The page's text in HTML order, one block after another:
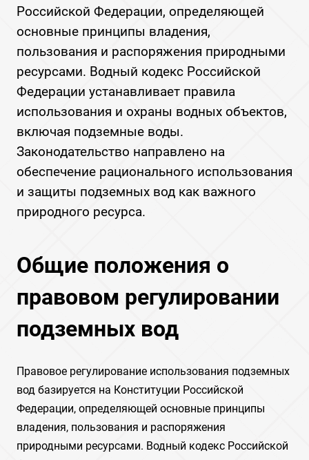
Российской Федерации, определяющей
основные принципы владения,
пользования и распоряжения природными
ресурсами. Водный кодекс Российской
Федерации устанавливает правила
использования и охраны водных объектов,
включая подземные воды.
Законодательство направлено на
обеспечение рационального использования
и защиты подземных вод как важного
природного ресурса.
Общие положения о
правовом регулировании
подземных вод
Правовое регулирование использования подземных
вод базируется на Конституции Российской
Федерации, определяющей основные принципы
владения, пользования и распоряжения
природными ресурсами. Водный кодекс Российской